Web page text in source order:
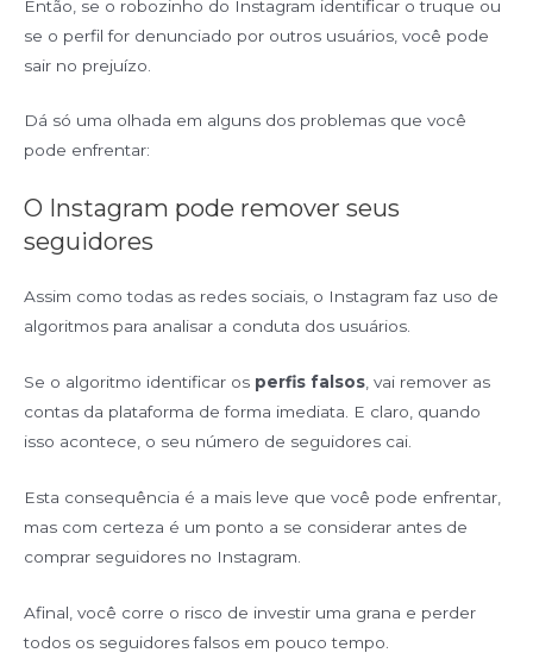
Então, se o robozinho do Instagram identificar o truque ou
se o perfil for denunciado por outros usuários, você pode
sair no prejuízo.
Dá só uma olhada em alguns dos problemas que você
pode enfrentar:
O Instagram pode remover seus
seguidores
Assim como todas as redes sociais, o Instagram faz uso de
algoritmos para analisar a conduta dos usuários.
Se o algoritmo identificar os perfis falsos, vai remover as
contas da plataforma de forma imediata. E claro, quando
isso acontece, o seu número de seguidores cai.
Esta consequência é a mais leve que você pode enfrentar,
mas com certeza é um ponto a se considerar antes de
comprar seguidores no Instagram.
Afinal, você corre o risco de investir uma grana e perder
todos os seguidores falsos em pouco tempo.